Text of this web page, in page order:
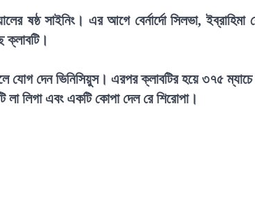
ষষ্ঠ সাইনিং। এর আগে বের্নার্দো সিলভা,
ক্লাবটি।
যোগ দেন ভিনিসিয়ুস। এরপর ক্লাবটির হয়ে ৩৭৫
লা লিগা এবং একটি কোপা দেল রে শিরোপা।